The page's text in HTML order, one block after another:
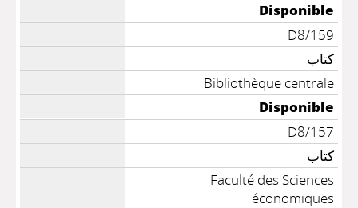
Disponible
D8/159
كتاب
Bibliothèque centrale
Disponible
D8/157
كتاب
Faculté des Sciences
économiques